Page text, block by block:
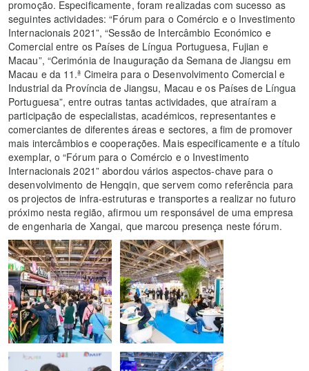
promoção. Especificamente, foram realizadas com sucesso as
seguintes actividades: “Fórum para o Comércio e o Investimento
Internacionais 2021”, “Sessão de Intercâmbio Económico e
Comercial entre os Países de Língua Portuguesa, Fujian e
Macau”, “Cerimónia de Inauguração da Semana de Jiangsu em
Macau e da 11.ª Cimeira para o Desenvolvimento Comercial e
Industrial da Província de Jiangsu, Macau e os Países de Língua
Portuguesa”, entre outras tantas actividades, que atraíram a
participação de especialistas, académicos, representantes e
comerciantes de diferentes áreas e sectores, a fim de promover
mais intercâmbios e cooperações. Mais especificamente e a título
exemplar, o “Fórum para o Comércio e o Investimento
Internacionais 2021” abordou vários aspectos-chave para o
desenvolvimento de Hengqin, que servem como referência para
os projectos de infra-estruturas e transportes a realizar no futuro
próximo nesta região, afirmou um responsável de uma empresa
de engenharia de Xangai, que marcou presença neste fórum.